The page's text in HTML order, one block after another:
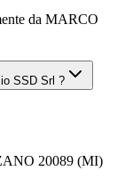
da MARCO
SSD Srl ?
20089 (MI)